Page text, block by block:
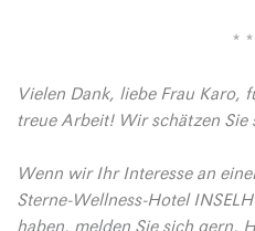
*
Vielen Dank, liebe Frau Karo,
treue Arbeit! Wir schätzen Sie
Wenn wir Ihr Interesse an
Sterne-Wellness-Hotel
haben, melden Sie sich gern.